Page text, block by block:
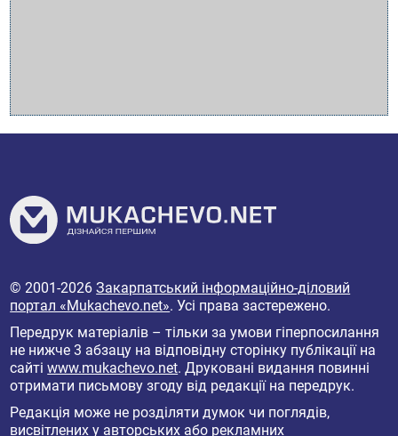
© 2001-2026Закарпатський інформаційно-діловий
портал «Mukachevo.net». Усі права застережено.
Передрук матеріалів – тільки за умови гіперпосилання
не нижче 3 абзацу на відповідну сторінку публікації на
сайтіwww.mukachevo.net. Друковані видання повинні
отримати письмову згоду від редакції на передрук.
Редакція може не розділяти думок чи поглядів,
висвітлених у авторських або рекламних